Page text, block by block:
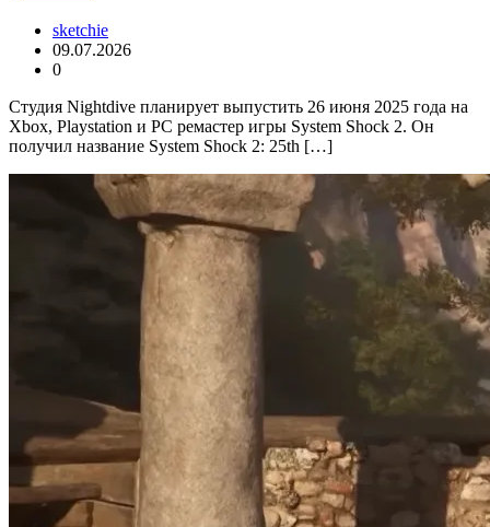
sketchie
09.07.2026
0
Студия Nightdive планирует выпустить 26 июня 2025 года на
Xbox, Playstation и PC ремастер игры System Shock 2. Он
получил название System Shock 2: 25th […]